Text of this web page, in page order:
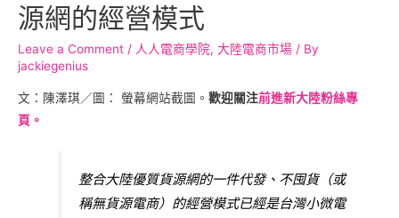
源網的經營模式
Leave a Comment / 人人電商學院, 大陸電商市場 / By
jackiegenius
文：陳澤琪／圖： 螢幕網站截圖。 歡迎關注前進新大陸粉絲專
頁。
整合大陸優質貨源網的一件代發、不囤貨（或
稱無貨源電商）的經營模式已經是台灣小微電